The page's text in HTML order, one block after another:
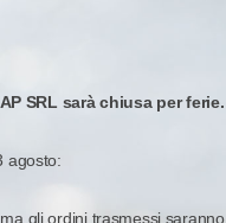
SRL sarà chiusa per ferie.
agosto:
gli ordini trasmessi saranno